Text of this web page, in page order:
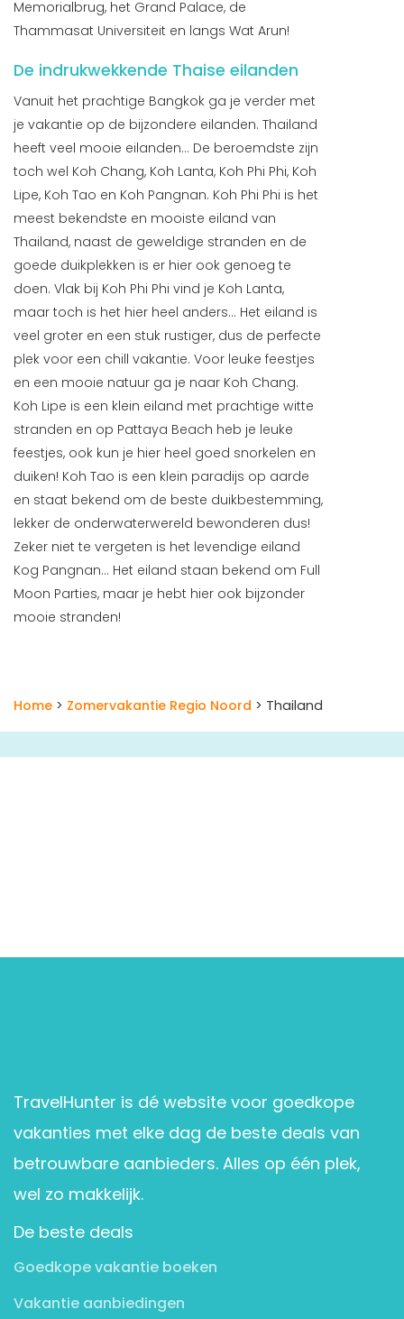
Memorialbrug, het Grand Palace, de
Thammasat Universiteit en langs Wat Arun!
De indrukwekkende Thaise eilanden
Vanuit het prachtige Bangkok ga je verder met
je vakantie op de bijzondere eilanden. Thailand
heeft veel mooie eilanden... De beroemdste zijn
toch wel Koh Chang, Koh Lanta, Koh Phi Phi, Koh
Lipe, Koh Tao en Koh Pangnan. Koh Phi Phi is het
meest bekendste en mooiste eiland van
Thailand, naast de geweldige stranden en de
goede duikplekken is er hier ook genoeg te
doen. Vlak bij Koh Phi Phi vind je Koh Lanta,
maar toch is het hier heel anders... Het eiland is
veel groter en een stuk rustiger, dus de perfecte
plek voor een chill vakantie. Voor leuke feestjes
en een mooie natuur ga je naar Koh Chang.
Koh Lipe is een klein eiland met prachtige witte
stranden en op Pattaya Beach heb je leuke
feestjes, ook kun je hier heel goed snorkelen en
duiken! Koh Tao is een klein paradijs op aarde
en staat bekend om de beste duikbestemming,
lekker de onderwaterwereld bewonderen dus!
Zeker niet te vergeten is het levendige eiland
Kog Pangnan... Het eiland staan bekend om Full
Moon Parties, maar je hebt hier ook bijzonder
mooie stranden!
Home > Zomervakantie Regio Noord > Thailand
TravelHunter is dé website voor goedkope
vakanties met elke dag de beste deals van
betrouwbare aanbieders. Alles op één plek,
wel zo makkelijk.
De beste deals
Goedkope vakantie boeken
Vakantie aanbiedingen